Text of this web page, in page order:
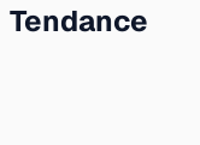
Tendance